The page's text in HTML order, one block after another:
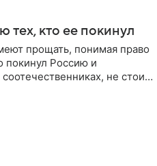
тех, кто ее покинул
прощать, понимая право
покинул Россию и
не стоит